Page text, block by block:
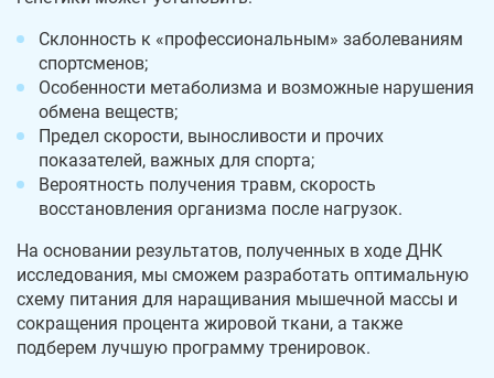
Склонность к «профессиональным» заболеваниям
спортсменов;
Особенности метаболизма и возможные нарушения
обмена веществ;
Предел скорости, выносливости и прочих
показателей, важных для спорта;
Вероятность получения травм, скорость
восстановления организма после нагрузок.
На основании результатов, полученных в ходе ДНК
исследования, мы сможем разработать оптимальную
схему питания для наращивания мышечной массы и
сокращения процента жировой ткани, а также
подберем лучшую программу тренировок.